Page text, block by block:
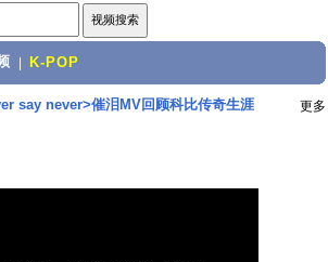
K-POP
say never>催泪MV回顾科比传奇生涯 更多